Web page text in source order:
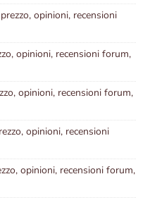
opinioni, recensioni
opinioni, recensioni forum,
opinioni, recensioni forum,
opinioni, recensioni
opinioni, recensioni forum,